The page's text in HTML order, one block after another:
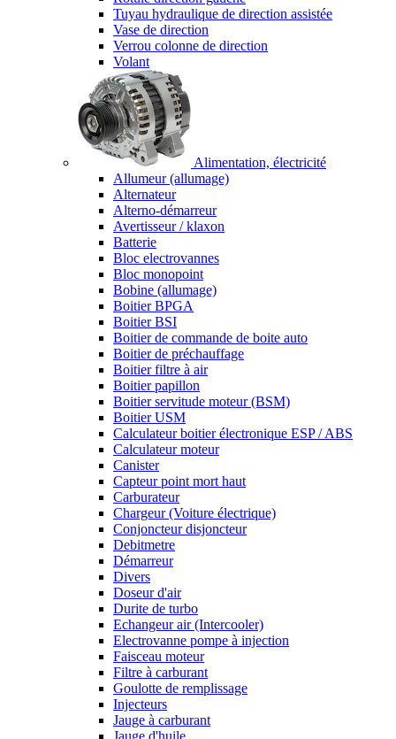
Tuyau hydraulique de direction assistée
Vase de direction
Verrou colonne de direction
Volant
Alimentation, électricité
Allumeur (allumage)
Alternateur
Alterno-démarreur
Avertisseur / klaxon
Batterie
Bloc electrovannes
Bloc monopoint
Bobine (allumage)
Boitier BPGA
Boitier BSI
Boitier de commande de boite auto
Boitier de préchauffage
Boitier filtre à air
Boitier papillon
Boitier servitude moteur (BSM)
Boitier USM
Calculateur boitier électronique ESP / ABS
Calculateur moteur
Canister
Capteur point mort haut
Carburateur
Chargeur (Voiture électrique)
Conjoncteur disjoncteur
Debitmetre
Démarreur
Divers
Doseur d'air
Durite de turbo
Echangeur air (Intercooler)
Electrovanne pompe à injection
Faisceau moteur
Filtre à carburant
Goulotte de remplissage
Injecteurs
Jauge à carburant
Jauge d'huile